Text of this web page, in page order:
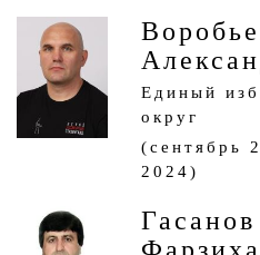
Единый
округ
(сентябрь
2024)